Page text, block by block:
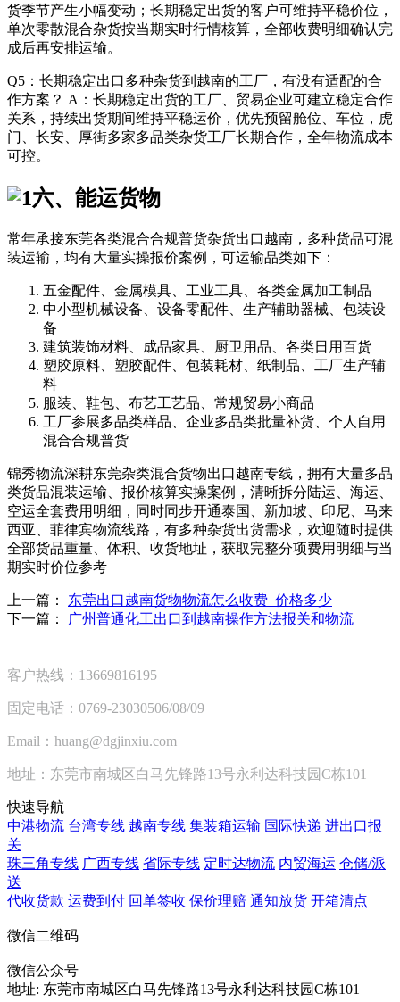
货季节产生小幅变动；长期稳定出货的客户可维持平稳价位，
单次零散混合杂货按当期实时行情核算，全部收费明细确认完
成后再安排运输。
Q5：长期稳定出口多种杂货到越南的工厂，有没有适配的合
作方案？ A：长期稳定出货的工厂、贸易企业可建立稳定合作
关系，持续出货期间维持平稳运价，优先预留舱位、车位，虎
门、长安、厚街多家多品类杂货工厂长期合作，全年物流成本
可控。
六、能运货物
常年承接东莞各类混合合规普货杂货出口越南，多种货品可混
装运输，均有大量实操报价案例，可运输品类如下：
五金配件、金属模具、工业工具、各类金属加工制品
中小型机械设备、设备零配件、生产辅助器械、包装设
备
建筑装饰材料、成品家具、厨卫用品、各类日用百货
塑胶原料、塑胶配件、包装耗材、纸制品、工厂生产辅
料
服装、鞋包、布艺工艺品、常规贸易小商品
工厂参展多品类样品、企业多品类批量补货、个人自用
混合合规普货
锦秀物流深耕东莞杂类混合货物出口越南专线，拥有大量多品
类货品混装运输、报价核算实操案例，清晰拆分陆运、海运、
空运全套费用明细，同时同步开通泰国、新加坡、印尼、马来
西亚、菲律宾物流线路，有多种杂货出货需求，欢迎随时提供
全部货品重量、体积、收货地址，获取完整分项费用明细与当
期实时价位参考
上一篇： 东莞出口越南货物物流怎么收费_价格多少
下一篇：
广州普通化工出口到越南操作方法报关和物流
客户热线：13669816195
固定电话：0769-23030506/08/09
Email：huang@dgjinxiu.com
地址：东莞市南城区白马先锋路13号永利达科技园C栋101
快速导航
中港物流 台湾专线 越南专线 集装箱运输 国际快递 进出口报
关
珠三角专线 广西专线 省际专线 定时达物流 内贸海运 仓储/派
送
代收货款 运费到付 回单签收 保价理赔 通知放货 开箱清点
微信二维码
微信公众号
地址: 东莞市南城区白马先锋路13号永利达科技园C栋101